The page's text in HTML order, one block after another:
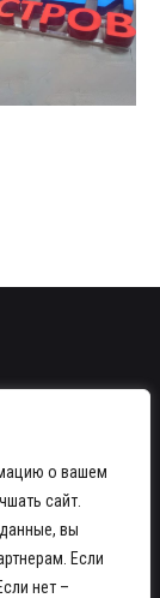
о вашем
сайт.
вы
Если
нет –